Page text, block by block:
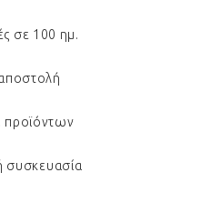
σε 100 ημ.
προϊόντων
συσκευασία